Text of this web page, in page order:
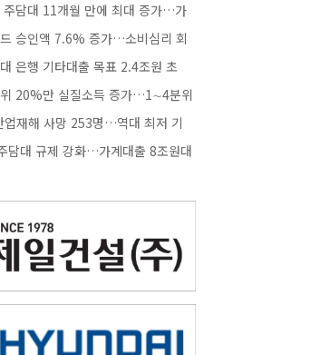
주담대 11개월 만에 최대 증가…가
조원 늘어
승인액 7.6% 증가…소비심리 회
은행 기타대출 목표 2.4조원 초
대출 조이기
20%만 실질소득 증가…1∼4분위
소
업재해 사망 253명…역대 최저 기
담대 규제 강화…가계대출 8조원대